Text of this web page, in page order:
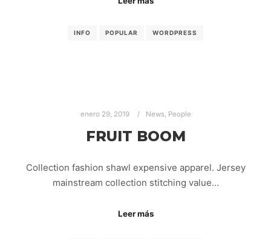
INFO POPULAR WORDPRESS
enero 29, 2019 News, People
FRUIT BOOM
Collection fashion shawl expensive apparel. Jersey
mainstream collection stitching value…
Leer más